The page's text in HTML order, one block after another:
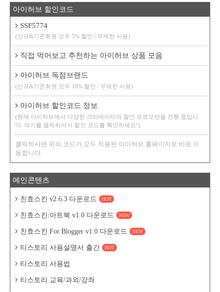
아이허브 할인코드
SSF5774
(신규&기존회원 모두 5% 할인 / 무제한 사용)
직접 먹어보고 추천하는 아이허브 상품 모음
아이허브 독점브랜드
(신규&기존회원 모두 10% 할인 / 무제한 사용)
아이허브 할인코드 정보
(현재 아이허브에서 다양한 크리에이터와 할인 프로모션을 진행 중입니
다. 여기를 클릭하셔서 할인 코드를 확인하세요!)
클릭하시면 위의 코드가 모두 적용된 아이허브 홈페이지로 바로 이
동합니다.
메인콘텐츠
친효스킨 v2.6.3 다운로드 HOT
친효스킨:아트북 v1.0 다운로드 NEW
친효스킨 For Blogger v1.0 다운로드 NEW
티스토리 사용설명서 출간 HOT
티스토리 사용법
티스토리 교육/과외/강좌